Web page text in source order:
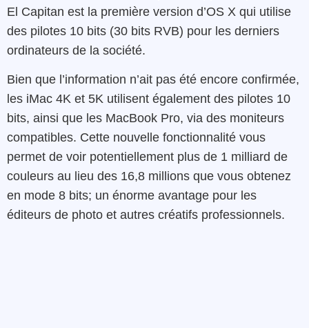
El Capitan est la première version d’OS X qui utilise
des pilotes 10 bits (30 bits RVB) pour les derniers
ordinateurs de la société.
Bien que l’information n’ait pas été encore confirmée,
les iMac 4K et 5K utilisent également des pilotes 10
bits, ainsi que les MacBook Pro, via des moniteurs
compatibles. Cette nouvelle fonctionnalité vous
permet de voir potentiellement plus de 1 milliard de
couleurs au lieu des 16,8 millions que vous obtenez
en mode 8 bits; un énorme avantage pour les
éditeurs de photo et autres créatifs professionnels.